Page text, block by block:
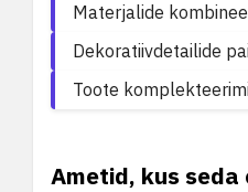
Materjalide
Dekoratiivdetailide
Toote
Ametid, kus seda